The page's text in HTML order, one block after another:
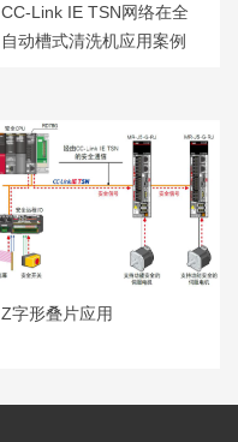
CC-Link IE TSN网络在全
自动槽式清洗机应用案例
Z字形叠片应用